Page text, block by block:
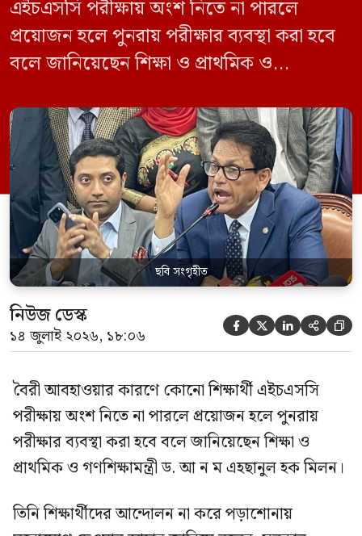
এইচএসসি পরীক্ষায় অংশ নিতে না পারলে
প্রয়োজন হলে পুনরায় পরীক্ষার ব্যবস্থা করা হবে
বলে জানিয়েছেন শিক্ষা ও প্রাথমিক ও
তিনি শিক্ষার্থীদের আন্দোলন না করে পড়াশোনায়
মনোযোগ দেওয়ার আহ্বান জানিয়ে বলেন,
সরকার পরিস্থিতি নিবিড়ভাবে পর্যবেক্ষণ করছে
এবং পরীক্ষার্থীদের স্বার্থ রক্ষায় প্রয়োজনীয় সব
পদক্ষেপ […]
ছবি সংগৃহীত
নিউজ ডেস্ক
১৪ জুলাই ২০২৬, ১৮:০৬     
বৈরী আবহাওয়ার কারণে কোনো শিক্ষার্থী এইচএসসি
পরীক্ষায় অংশ নিতে না পারলে প্রয়োজন হলে পুনরায়
পরীক্ষার ব্যবস্থা করা হবে বলে জানিয়েছেন শিক্ষা ও
প্রাথমিক ও গণশিক্ষামন্ত্রী ড. আ ন ম এহছানুল হক মিলন।
তিনি শিক্ষার্থীদের আন্দোলন না করে পড়াশোনায়